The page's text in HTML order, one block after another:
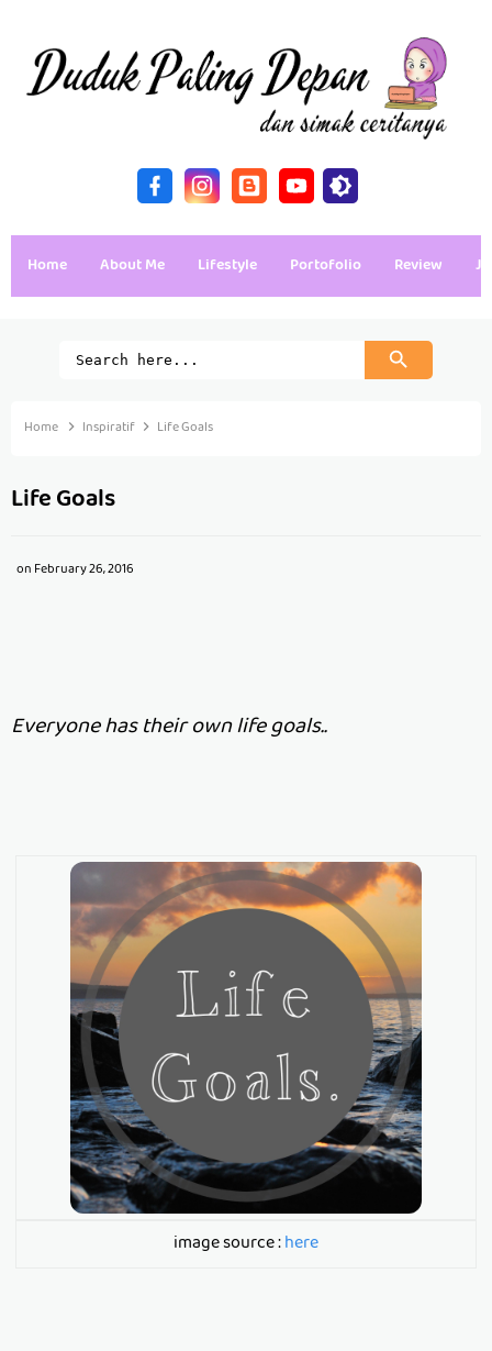
Home About Me Lifestyle Portofolio Review
Home Inspiratif Life Goals
Life Goals
onFebruary 26, 2016
Everyone has their own life goals..
image source :here